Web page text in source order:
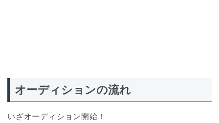
オーディションの流れ
いざオーディション開始！